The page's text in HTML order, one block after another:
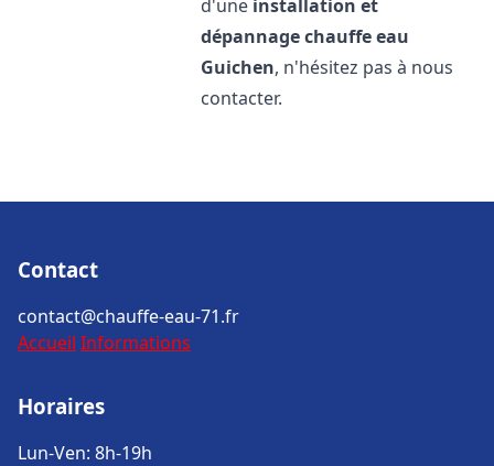
d'une installation et
dépannage chauffe eau
Guichen, n'hésitez pas à nous
contacter.
Contact
contact@chauffe-eau-71.fr
Accueil Informations
Horaires
Lun-Ven: 8h-19h